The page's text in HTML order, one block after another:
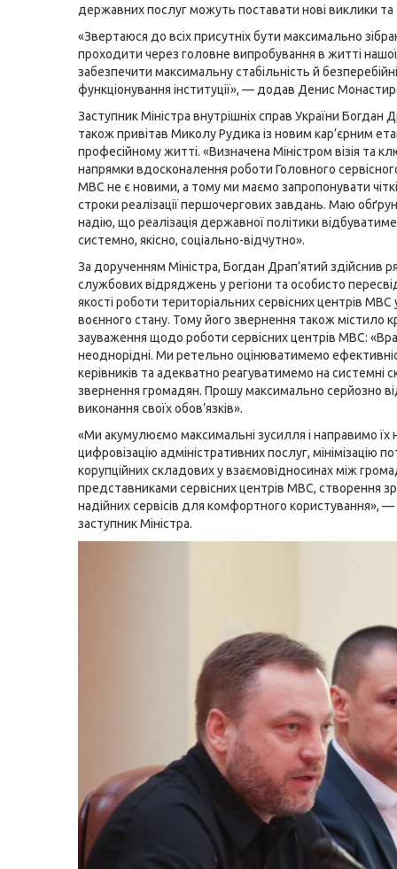
державних послуг можуть поставати нові виклики
«Звертаюся до всіх присутніх бути максимально
проходити через головне випробування в житті нашої
забезпечити максимальну стабільність й
функціонування інституції», — додав Денис
Заступник Міністра внутрішніх справ України Богдан
також привітав Миколу Рудика із новим кар’єрним
професійному житті. «Визначена Міністром візія та
напрямки вдосконалення роботи Головного
МВС не є новими, а тому ми маємо запропонувати
строки реалізації першочергових завдань. Маю
надію, що реалізація державної політики
системно, якісно, соціально-відчутно».
За дорученням Міністра, Богдан Драп’ятий здійснив
службових відряджень у регіони та особисто
якості роботи територіальних сервісних центрів МВС
воєнного стану. Тому його звернення також містило
зауваження щодо роботи сервісних центрів МВС:
неоднорідні. Ми ретельно оцінюватимемо
керівників та адекватно реагуватимемо на системні
звернення громадян. Прошу максимально серйозно
виконання своїх обов’язків».
«Ми акумулюємо максимальні зусилля і направимо їх
цифровізацію адміністративних послуг, мінімізацію
корупційних складових у взаємовідносинах між
представниками сервісних центрів МВС, створення
надійних сервісів для комфортного користування»,
заступник Міністра.